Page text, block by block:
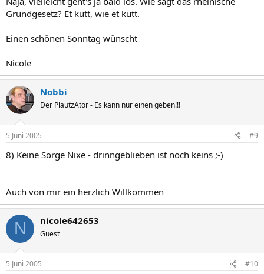
Grundgesetz? Et kütt, wie et kütt.
Einen schönen Sonntag wünscht
Nicole
Nobbi
Der PlautzAtor - Es kann nur einen geben!!!
5 Juni 2005 #9
8) Keine Sorge Nixe - drinngeblieben ist noch keins ;-)
Auch von mir ein herzlich Willkommen
N nicole642653
Guest
5 Juni 2005 #10